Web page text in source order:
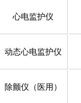
心电监护仪
动态心电监护仪
除颤仪（医用）